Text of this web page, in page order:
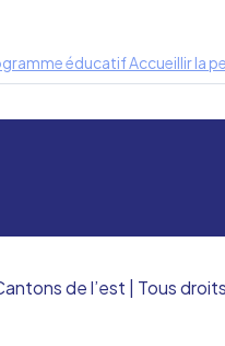
éducatif Accueillir la
de l’est | Tous